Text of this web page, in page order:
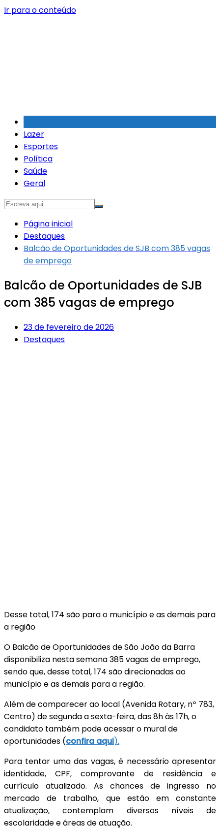
Ir para o conteúdo
Lazer
Esportes
Política
Saúde
Geral
Página inicial
Destaques
Balcão de Oportunidades de SJB com 385 vagas
de emprego
Balcão de Oportunidades de SJB
com 385 vagas de emprego
23 de fevereiro de 2026
Destaques
Desse total, 174 são para o município e as demais para
a região
O Balcão de Oportunidades de São João da Barra
disponibiliza nesta semana 385 vagas de emprego,
sendo que, desse total, 174 são direcionadas ao
município e as demais para a região.
Além de comparecer ao local (Avenida Rotary, nº 783,
Centro) de segunda a sexta-feira, das 8h às 17h, o
candidato também pode acessar o mural de
oportunidades (confira aqui).
Para tentar uma das vagas, é necessário apresentar
identidade, CPF, comprovante de residência e
currículo atualizado. As chances de ingresso no
mercado de trabalho, que estão em constante
atualização, contemplam diversos níveis de
escolaridade e áreas de atuação.